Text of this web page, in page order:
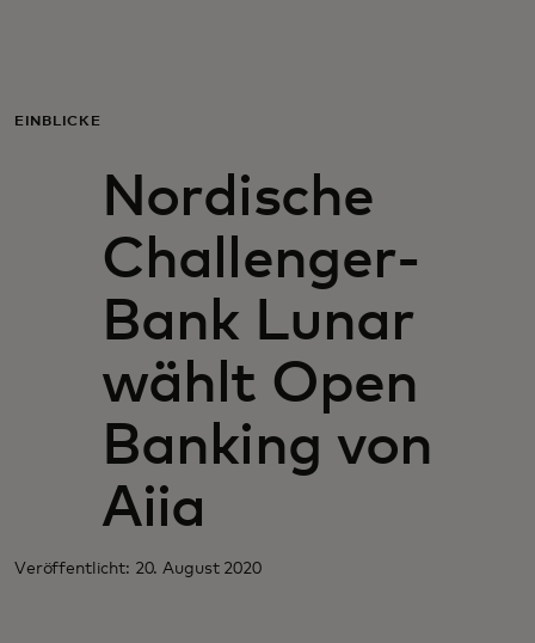
Für Unternehmen
Für die Welt
Für Innovatoren
Neuigkeiten und Trends
EINBLICKE
Nordische
Challenger-
Bank Lunar
wählt Open
Banking von
Aiia
Veröffentlicht: 20. August 2020